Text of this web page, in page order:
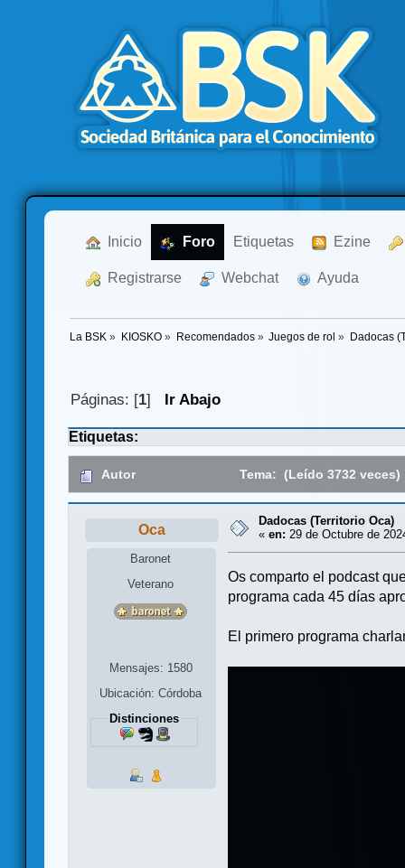
Inicio Foro Etiquetas Ezine
Registrarse Webchat Ayuda
La BSK » KIOSKO» Recomendados» Juegos de rol » Dadocas
Páginas: [1] Ir Abajo
Etiquetas:
Autor Tema: (Leído 3732 veces)
Oca
Baronet
Veterano
Mensajes: 1580
Ubicación: Córdoba
Distinciones
Dadocas (Territorio Oca)
« en: 29 de Octubre de
Os comparto el podcast
programa cada 45 días
El primero programa